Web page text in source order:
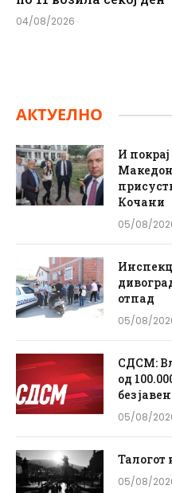
04/08/2026
АКТУЕЛНО
И
Кочани
05/08/
отпад
05/08/
СДСМ:
од
без
05/08/
05/08/